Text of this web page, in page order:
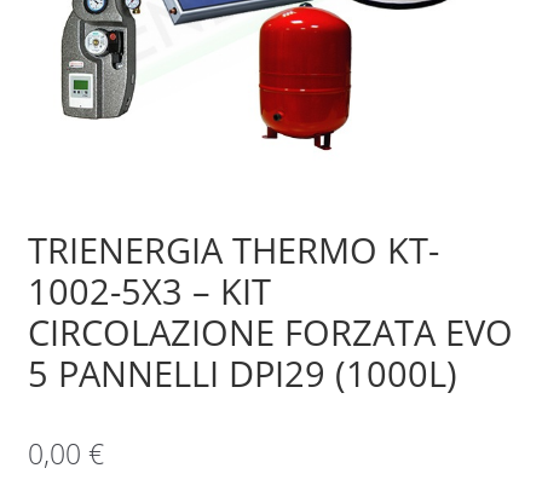
Sample Page
Shop
TRIENERGIA THERMO KT-
1002-5X3 – KIT
CIRCOLAZIONE FORZATA EVO
5 PANNELLI DPI29 (1000L)
0,00 €